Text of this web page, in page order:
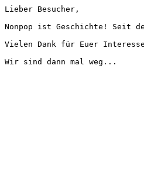
Lieber Besucher,
Nonpop ist Geschichte! Seit
Vielen Dank für Euer
Wir sind dann mal weg...